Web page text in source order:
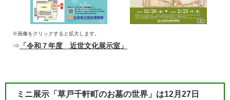
※画像をクリックすると拡大します。
⇒ 「令和７年度 近世文化展示室」
ミニ展示「草戸千軒町のお墓の世界」は12月27日